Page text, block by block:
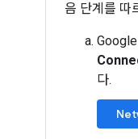
음 단계를 따
다.